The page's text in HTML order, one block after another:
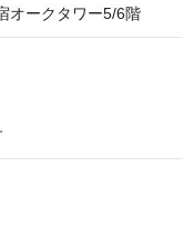
オークタワー5/6階